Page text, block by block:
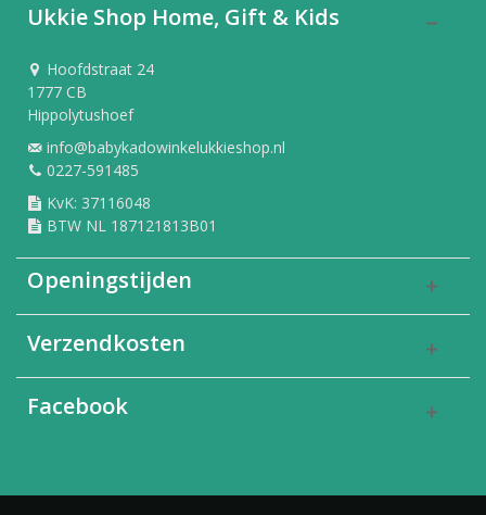
Ukkie Shop Home, Gift & Kids
Hoofdstraat 24
1777 CB
Hippolytushoef
info@babykadowinkelukkieshop.nl
0227-591485
KvK: 37116048
BTW NL 187121813B01
Openingstijden
Verzendkosten
Facebook